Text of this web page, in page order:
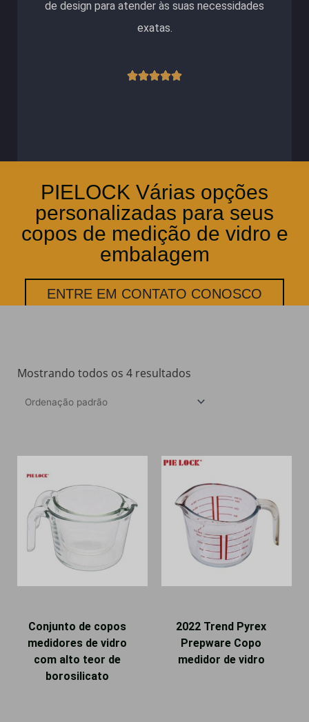
de design para atender às suas necessidades
exatas.
Classificado
5
PIELOCK Várias opções
personalizadas para seus
copos de medição de vidro e
embalagem
ENTRE EM CONTATO CONOSCO
Mostrando todos os 4 resultados
Conjunto de copos
medidores de vidro
com alto teor de
borosilicato
2022 Trend Pyrex
Prepware Copo
medidor de vidro